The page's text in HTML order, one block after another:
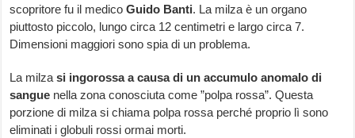
scopritore fu il medicoGuido Banti. La milza è un organo
piuttosto piccolo, lungo circa 12 centimetri e largo circa 7.
Dimensioni maggiori sono spia di un problema.
La milzasi ingorossa a causa di un accumulo anomalo di
sangue nella zona conosciuta come ”polpa rossa”. Questa
porzione di milza si chiama polpa rossa perché proprio lì sono
eliminati i globuli rossi ormai morti.